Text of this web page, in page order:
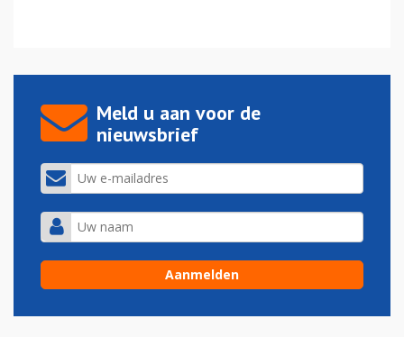
Meld u aan voor de
nieuwsbrief